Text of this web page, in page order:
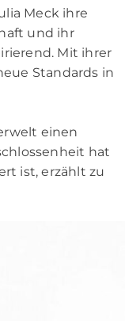
Meck ihre
und ihr
Mit ihrer
Standards in
einen
hat
ist, erzählt zu